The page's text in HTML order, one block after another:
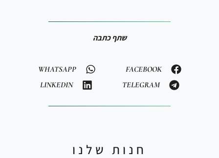
שתף כתבה
FACEBOOK
WHATSAPP
TELEGRAM
LINKEDIN
חנות שלנו